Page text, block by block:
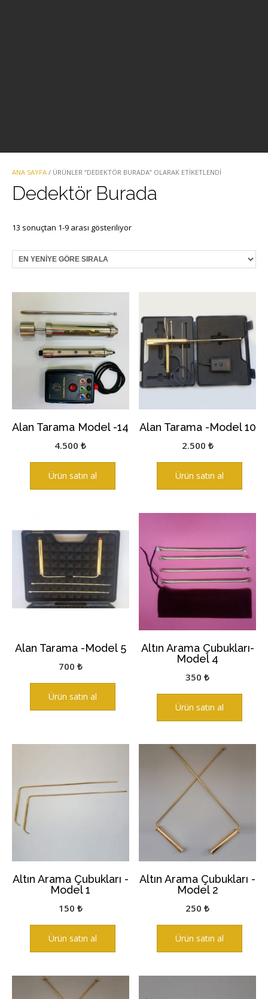
ANA SAYFA / ÜRÜNLER “DEDEKTÖR BURADA” OLARAK ETIKETLENDI
Dedektör Burada
13 sonuçtan 1-9 arası gösteriliyorEn
göre
sıralandı
Alan Tarama Model -14
4.500₺
Ürün satın al
Alan Tarama -Model 10
2.500 ₺
Ürün satın al
Alan Tarama -Model 5
700 ₺
Ürün satın al
Altın Arama Çubukları-
Model 4
350₺
Ürün satın al
Altın Arama Çubukları -
Model 1
150 ₺
Ürün satın al
Altın Arama Çubukları -
Model 2
250₺
Ürün satın al